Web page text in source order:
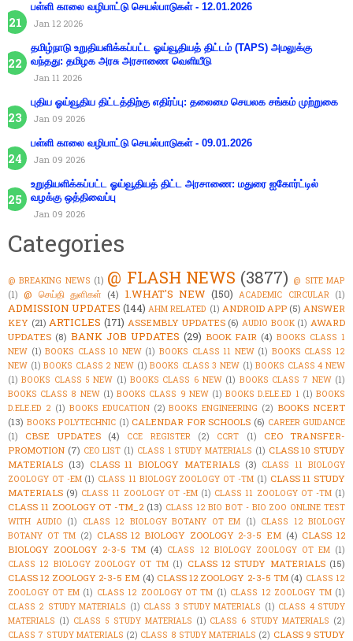
பள்ளி காலை வழிபாட்டு செயல்பாடுகள் - 12.01.2026
Jan 12 2026
தமிழ்நாடு உறுதியளிக்கப்பட்ட ஓய்வூதியத் திட்டம் (TAPS) அமலுக்கு
வந்தது: தமிழக அரசு அரசாணை வெளியீடு
Jan 11 2026
புதிய ஓய்வூதிய திட்டத்திற்கு எதிர்ப்பு: தலைமை செயலக சங்கம் முற்றுகை
Jan 09 2026
பள்ளி காலை வழிபாட்டு செயல்பாடுகள் - 09.01.2026
Jan 09 2026
உறுதியளிக்கப்பட்ட ஓய்வூதியத் திட்ட அரசாணை: மதுரை ஐகோர்ட்டில்
வழக்கு ஒத்திவைப்பு
Jan 09 2026
Categories
@ BREAKING NEWS (1) @ FLASH NEWS (3877) @ SITE MAP
(1) @ செய்தி துளிகள் (4) 1.WHAT'S NEW (150) ACADEMIC CIRCULAR (1)
ADMISSION UPDATES (144) AHM RELATED (1) ANDROID APP (5) ANSWER
KEY (21) ARTICLES (171) ASSEMBLY UPDATES (6) AUDIO BOOK (1) AWARD
UPDATES (8) BANK JOB UPDATES (29) BOOK FAIR (4) BOOKS CLASS 1
NEW (1) BOOKS CLASS 10 NEW (1) BOOKS CLASS 11 NEW (1) BOOKS CLASS 12
NEW (1) BOOKS CLASS 2 NEW (1) BOOKS CLASS 3 NEW (1) BOOKS CLASS 4 NEW
(1) BOOKS CLASS 5 NEW (1) BOOKS CLASS 6 NEW (1) BOOKS CLASS 7 NEW (1)
BOOKS CLASS 8 NEW (1) BOOKS CLASS 9 NEW (1) BOOKS D.ELE.ED 1 (1) BOOKS
D.ELE.ED 2 (1) BOOKS EDUCATION (2) BOOKS ENGINEERING (2) BOOKS NCERT
(13) BOOKS POLYTECHNIC (1) CALENDAR FOR SCHOOLS (6) CAREER GUIDANCE
(1)
CBSE UPDATES (4) CCE REGISTER (2) CCRT (1)
CEO TRANSFER-
PROMOTION (7) CEO LIST (1) CLASS 1 STUDY MATERIALS (1) CLASS 10 STUDY
MATERIALS (13) CLASS 11 BIOLOGY MATERIALS (3) CLASS 11 BIOLOGY
ZOOLOGY OT -EM (1) CLASS 11 BIOLOGY ZOOLOGY OT -TM (1) CLASS 11 STUDY
MATERIALS (9) CLASS 11 ZOOLOGY OT -EM (1) CLASS 11 ZOOLOGY OT -TM (1)
CLASS 11 ZOOLOGY OT -TM_2 (13) CLASS 12 BIO BOT - BIO ZOO ONLINE TEST
WITH AUDIO (1) CLASS 12 BIOLOGY BOTANY OT EM (1) CLASS 12 BIOLOGY
BOTANY OT TM (2) CLASS 12 BIOLOGY ZOOLOGY 2-3-5 EM (4) CLASS 12
BIOLOGY ZOOLOGY 2-3-5 TM (4) CLASS 12 BIOLOGY ZOOLOGY OT EM (1)
CLASS 12 BIOLOGY ZOOLOGY OT TM (1) CLASS 12 STUDY MATERIALS (15)
CLASS 12 ZOOLOGY 2-3-5 EM (4) CLASS 12 ZOOLOGY 2-3-5 TM (4) CLASS 12
ZOOLOGY OT EM (1) CLASS 12 ZOOLOGY OT TM (1) CLASS 12 ZOOLOGY TM (1)
CLASS 2 STUDY MATERIALS (1) CLASS 3 STUDY MATERIALS (1) CLASS 4 STUDY
MATERIALS (1) CLASS 5 STUDY MATERIALS (1) CLASS 6 STUDY MATERIALS (2)
CLASS 7 STUDY MATERIALS (2) CLASS 8 STUDY MATERIALS (2) CLASS 9 STUDY